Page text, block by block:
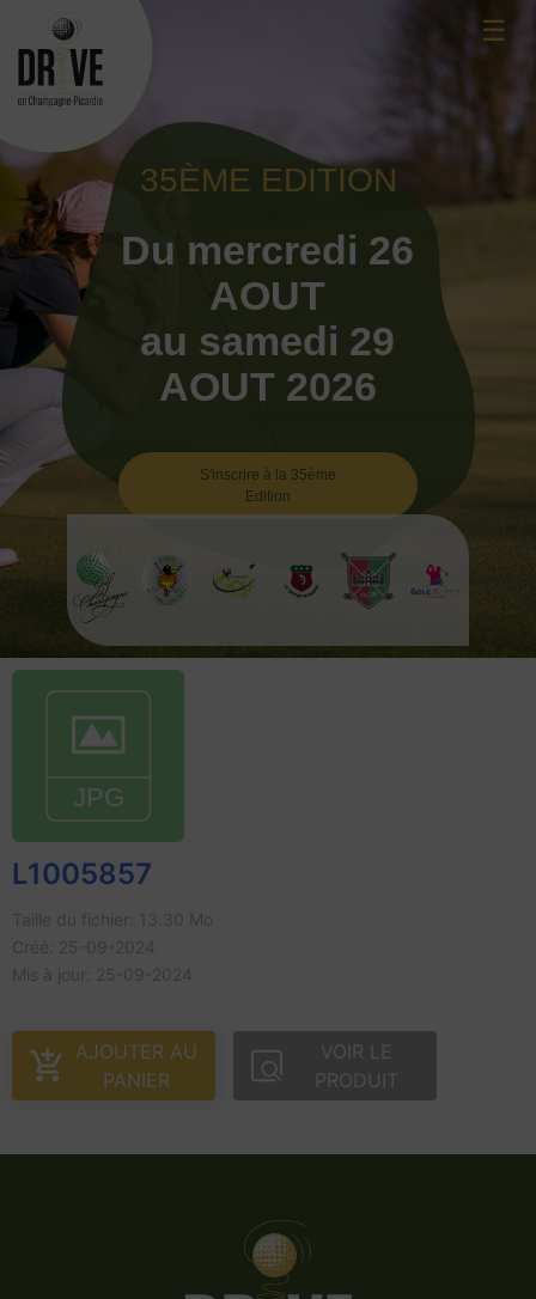
content
☰
35ÈME EDITION
Du mercredi 26
AOUT
au samedi 29
AOUT 2026
S'inscrire à la 35ème
Edition
L1005857
AJOUTER AU
PANIER
VOIR LE
PRODUIT